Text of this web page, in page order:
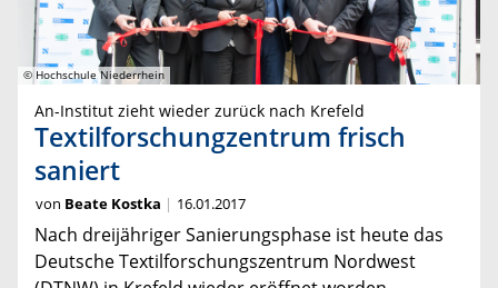
© Hochschule Niederrhein
An-Institut zieht wieder zurück nach Krefeld
Textilforschungzentrum frisch
saniert
von Beate Kostka 16.01.2017
Nach dreijähriger Sanierungsphase ist heute das
Deutsche Textilforschungszentrum Nordwest